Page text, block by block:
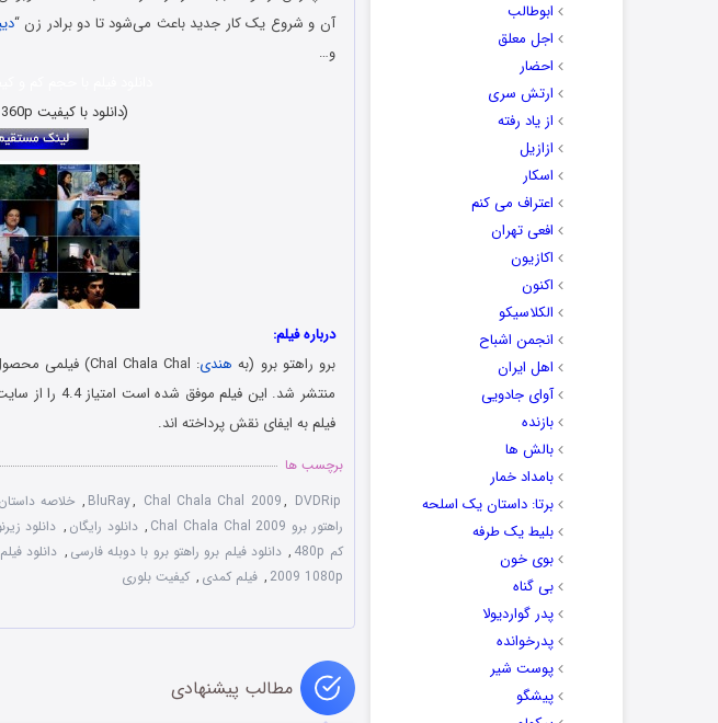
ابوطالب
اجل معلق
احضار
ارتش سری
از یاد رفته
ازازیل
اسکار
اعتراف می کنم
افعی تهران
اکازیون
اکنون
الکلاسیکو
انجمن اشباح
اهل ایران
آوای جادویی
بازنده
بالش ها
بامداد خمار
برتا: داستان یک اسلحه
بلیط یک‌‌ طرفه
بوی خون
بی گناه
پدر گواردیولا
پدرخوانده
پوست شیر
پیشگو
آن و شروع یک کار جدید باعث می‌شود تا دو برادر زن “
و…
(دانلود با کیفیت DVDRip 360p با حجم 863 مگابایت)
درباره فیلم:
برو راهتو برو (به هندی: Chal Chala Chal) فیلمی محصول کشور هند در سبک
فیلم به ایفای نقش پرداخته اند.
برچسب ها
BluRay, Chal Chala Chal 2009, DVDRip
, خلاصه داستان
راهتور برو Chal Chala Chal 2009
, دانلود رایگان , دانلود
کم 480p
, دانلود فیلم برو راهتو برو با دوبله فارسی , دانلود
2009 1080p
, فیلم کمدی , کیفیت بلوری
مطالب پیشنهادی